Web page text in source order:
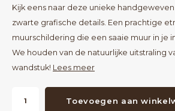
Kijk eens naar deze unieke
zwarte grafische details. Een prachtige
muurschildering die een saaie muur in je
We houden van de natuurlijke uitstraling
wandstuk! Lees meer
Toevoegen aan